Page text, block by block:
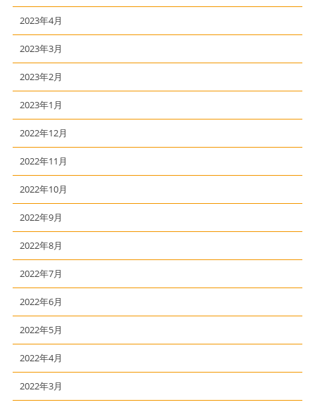
2023年4月
2023年3月
2023年2月
2023年1月
2022年12月
2022年11月
2022年10月
2022年9月
2022年8月
2022年7月
2022年6月
2022年5月
2022年4月
2022年3月